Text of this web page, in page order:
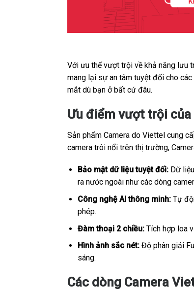
Với ưu thế vượt trội về khả năng lưu
mang lại sự an tâm tuyệt đối cho
mắt dù bạn ở bất cứ đâu.
Ưu điểm vượt trội
Sản phẩm Camera do Viettel cung
camera trôi nổi trên thị trường,
Bảo mật dữ liệu tuyệt đối:Dữ
ra nước ngoài như các dòng
Công nghệ AI thông minh:Tự
phép.
Đàm thoại 2 chiều:Tích hợp loa
Hình ảnh sắc nét:Độ phân giải
sáng.
Các dòng Camera